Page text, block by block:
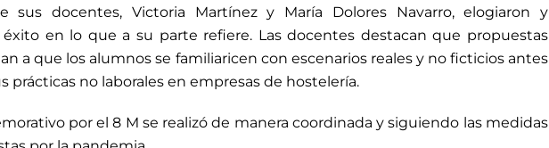
sus docentes, Victoria Martínez y María Dolores Navarro, elogiaron y
en lo que a su parte refiere. Las docentes destacan que propuestas
a que los alumnos se familiaricen con escenarios reales y no ficticios antes
prácticas no laborales en empresas de hostelería.
por el 8 M se realizó de manera coordinada y siguiendo las medidas